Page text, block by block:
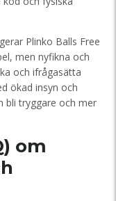
Plinko Balls Free
men nyfikna och
och ifrågasätta
ökad insyn och
bli tryggare och mer
om